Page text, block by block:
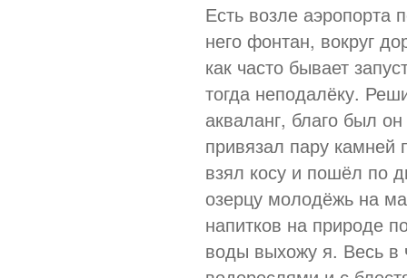
Есть возле аэропорта
него фонтан, вокруг
как часто бывает
тогда неподалёку.
акваланг, благо был
привязал пару камней
взял косу и пошёл по
озерцу молодёжь на
напитков на природе
воды выхожу я. Весь